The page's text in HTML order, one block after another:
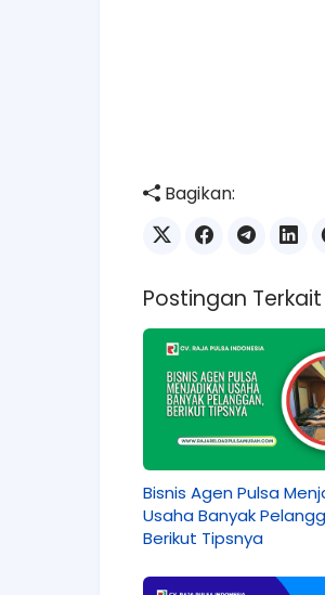
Bagikan:
Postingan Terkait
Bisnis Agen Pulsa
Usaha Banyak
Berikut Tipsnya